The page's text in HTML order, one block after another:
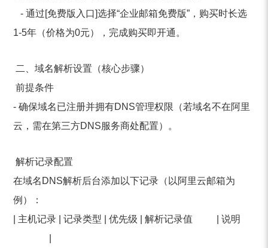
- 通过[免费版入口]选择“企业邮箱免费版”，购买时长选
1-5年（价格为0元），完成购买即开通。
二、域名解析设置（核心步骤）
前提条件
- 确保域名已注册并拥有DNS管理权限（若域名不在阿里
云，需在第三方DNS服务商处配置）。
解析记录配置
在域名DNS解析后台添加以下记录（以阿里云邮箱为
例）：
| 主机记录 | 记录类型 | 优先级 | 解析记录值 | 说明